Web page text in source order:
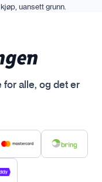
uansett grunn.
alle, og det er